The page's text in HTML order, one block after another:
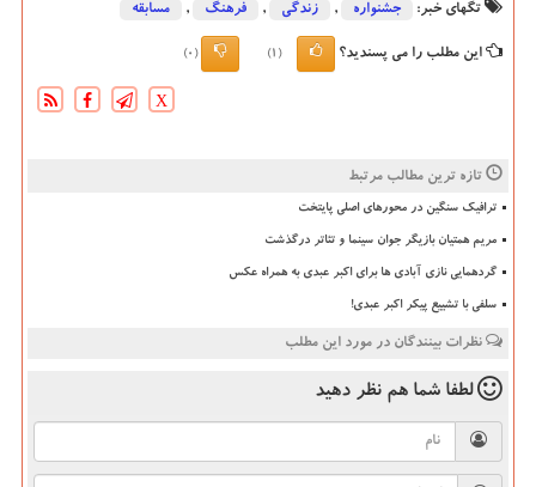
تگهای خبر: جشنواره , زندگی , فرهنگ , مسابقه
این مطلب را می پسندید؟ (1)
(0)
X
تازه ترین مطالب مرتبط
ترافیک سنگین در محورهای اصلی پایتخت
مریم همتیان بازیگر جوان سینما و تئاتر درگذشت
گردهمایی نازی آبادی ها برای اکبر عبدی به همراه عکس
سلفی با تشییع پیکر اکبر عبدی!
نظرات بینندگان در مورد این مطلب
لطفا شما هم نظر دهید